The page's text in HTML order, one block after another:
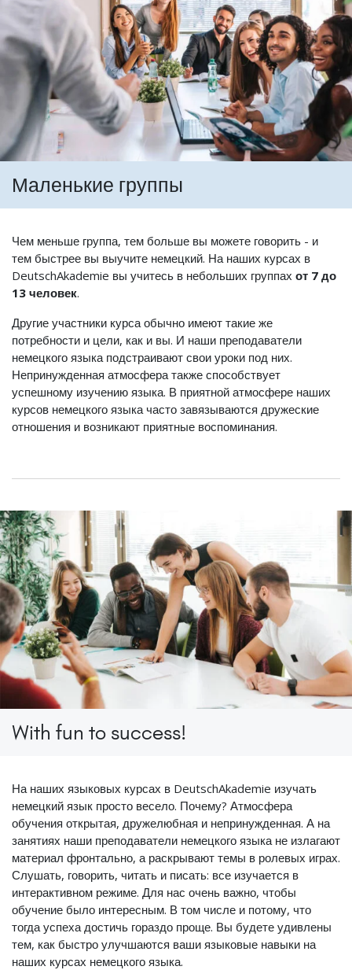
Маленькие группы
Чем меньше группа, тем больше вы можете говорить - и
тем быстрее вы выучите немецкий. На наших курсах в
DeutschAkademie вы учитесь в небольших группах от 7 до
13 человек.
Другие участники курса обычно имеют такие же
потребности и цели, как и вы. И наши преподаватели
немецкого языка подстраивают свои уроки под них.
Непринужденная атмосфера также способствует
успешному изучению языка. В приятной атмосфере наших
курсов немецкого языка часто завязываются дружеские
отношения и возникают приятные воспоминания.
With fun to success!
На наших языковых курсах в DeutschAkademie изучать
немецкий язык просто весело. Почему? Атмосфера
обучения открытая, дружелюбная и непринужденная. А на
занятиях наши преподаватели немецкого языка не излагают
материал фронтально, а раскрывают темы в ролевых играх.
Слушать, говорить, читать и писать: все изучается в
интерактивном режиме. Для нас очень важно, чтобы
обучение было интересным. В том числе и потому, что
тогда успеха достичь гораздо проще. Вы будете удивлены
тем, как быстро улучшаются ваши языковые навыки на
наших курсах немецкого языка.